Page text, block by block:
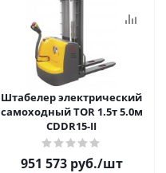
Штабелер электрический
самоходный TOR 1.5т 5.0м
CDDR15-II
951 573руб./шт